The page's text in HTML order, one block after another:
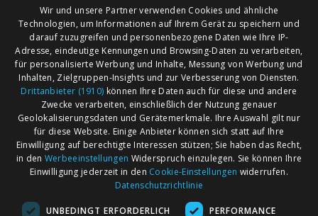
AGB
Impressum
Kontakt
Märkte nach Bundesländern
Märkte nach PLZ
Märkte nach Umkreis
Flohmarkt
Wir und unsere Partner verwenden Cookies und ähnliche
Technologien, um Informationen auf Ihrem Gerät zu speichern und
darauf zuzugreifen und personenbezogene Daten wie Ihre IP-
Adresse, eindeutige Kennungen und Browsing-Daten zu verarbeiten,
für personalisierte Werbung und Inhalte, Messung von Werbung und
Inhalten, Zielgruppen-Insights und zur Verbesserung von Diensten.
Drittanbieter (1910) können Ihre Daten auch für diese und andere
Zwecke verarbeiten, einschließlich der Nutzung genauer
Geolokalisierungsdaten und Gerätemerkmale. Ihre Auswahl gilt nur
für diese Website. Einige Anbieter können sich statt auf Ihre
Einwilligung auf berechtigte Interessen stützen; Sie haben das Recht,
in den Werbeeinstellungen Widerspruch einzulegen. Sie können Ihre
Einwilligung jederzeit in den Cookie-Einstellungen widerrufen.
Datenschutzrichtlinie
UNBEDINGT ERFORDERLICH PERFORMANCE